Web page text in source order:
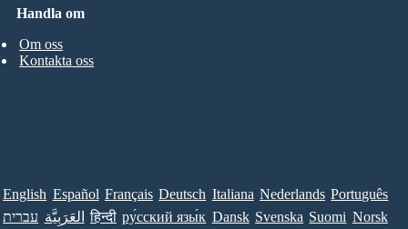
Handla om
Om oss
Kontakta oss
English Español Français Deutsch Italiana Nederlands Português
עברית العَرَبِيَّة हिन्दी ру́сский язы́к Dansk Svenska Suomi Norsk